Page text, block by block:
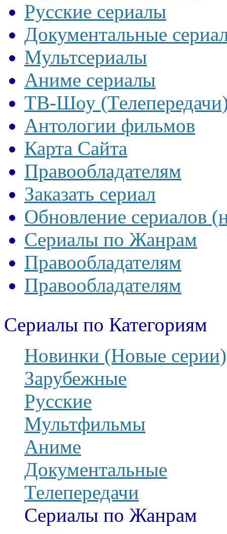
Русские сериалы
Документальные
Мультсериалы
Аниме сериалы
ТВ-Шоу
Антологии фильмов
Карта Сайта
Правообладателям
Заказать сериал
Обновление сериалов
Сериалы по Жанрам
Правообладателям
Правообладателям
Сериалы по Категориям
Новинки (Новые серии)
Зарубежные
Русские
Мультфильмы
Аниме
Документальные
Телепередачи
Сериалы по Жанрам